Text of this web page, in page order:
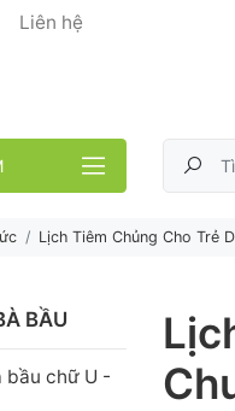
Liên hệ
Lịch Tiêm Chủng Cho Trẻ
BẦU
bầu chữ U -